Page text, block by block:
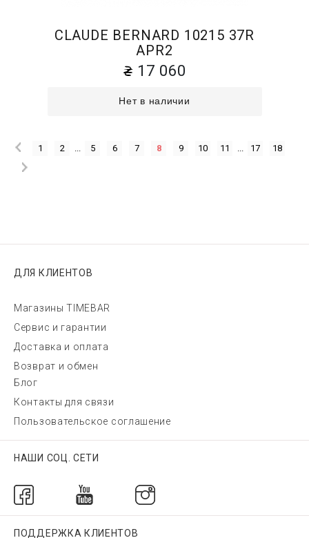
CLAUDE BERNARD 10215 37R
APR2
17 060
Нет в наличии
1 2 ... 5 6 7 8 9 10 11 ... 17 18
ДЛЯ КЛИЕНТОВ
Магазины TIMEBAR
Сервис и гарантии
Доставка и оплата
Возврат и обмен
Блог
Контакты для связи
Пользовательское соглашение
НАШИ СОЦ. СЕТИ
ПОДДЕРЖКА КЛИЕНТОВ